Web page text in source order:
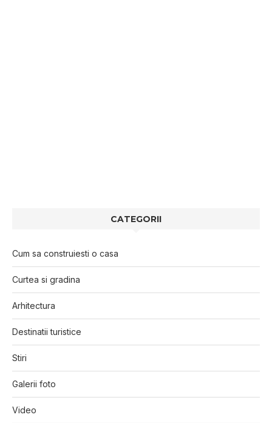
CATEGORII
Cum sa construiesti o casa
Curtea si gradina
Arhitectura
Destinatii turistice
Stiri
Galerii foto
Video